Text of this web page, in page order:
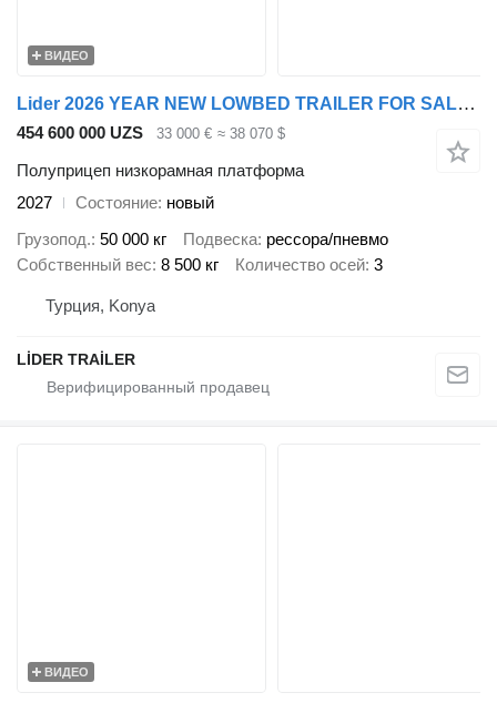
ВИДЕО
Lider 2026 YEAR NEW LOWBED TRAILER FOR SALE (MANUFACTURER COMPANY)
454 600 000 UZS 33 000 € ≈ 38 070 $
Полуприцеп низкорамная платформа
2027
Состояние новый
Грузопод. 50 000 кг Подвеска рессора/пневмо
Собственный вес 8 500 кг Количество осей 3
Турция, Konya
LİDER TRAİLER
ВИДЕО